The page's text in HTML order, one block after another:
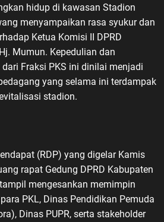
hidup di kawasan Stadion
menyampaikan rasa syukur dan
Ketua Komisi II DPRD
Mumun. Kepedulian dan
Fraksi PKS ini dinilai menjadi
yang selama ini terdampak
stadion.
(RDP) yang digelar Kamis
rapat Gedung DPRD Kabupaten
mengesankan memimpin
PKL, Dinas Pendidikan Pemuda
Dinas PUPR, serta stakeholder